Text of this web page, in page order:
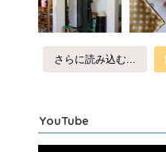
さらに読み込む...
YouTube